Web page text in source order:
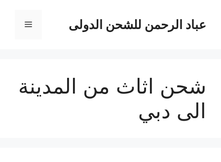
المحتوىعباد الرحمن للشحن الدولى القائمة
شحن اثاث من المدينة
الى دبي